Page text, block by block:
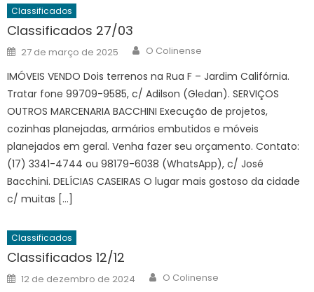
Classificados
Classificados 27/03
Posted
on
27 de março de 2025 Author
O Colinense
IMÓVEIS VENDO Dois terrenos na Rua F – Jardim Califórnia.
Tratar fone 99709-9585, c/ Adilson (Gledan). SERVIÇOS
OUTROS MARCENARIA BACCHINI Execução de projetos,
cozinhas planejadas, armários embutidos e móveis
planejados em geral. Venha fazer seu orçamento. Contato:
(17) 3341-4744 ou 98179-6038 (WhatsApp), c/ José
Bacchini. DELÍCIAS CASEIRAS O lugar mais gostoso da cidade
c/ muitas […]
Classificados
Classificados 12/12
Posted
on
12 de dezembro de 2024 Author
O Colinense